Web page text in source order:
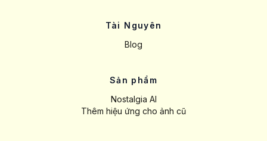
Tài Nguyên
Blog
Sản phẩm
Nostalgia AI
Thêm hiệu ứng cho ảnh cũ